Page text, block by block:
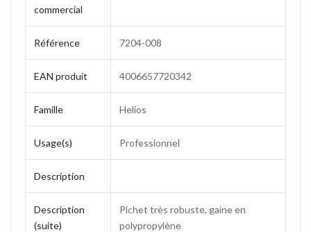
commercial
Référence 7204-008
EAN produit 4006657720342
Famille Helios
Usage(s) Professionnel
Description
Description
(suite)
Pichet très robuste, gaine en
polypropylène